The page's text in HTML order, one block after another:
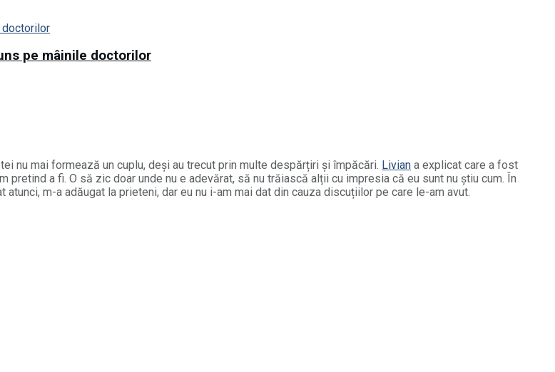
pe mâinile doctorilor
nu mai formează un cuplu, deși au trecut prin multe despărțiri și împăcări. Livian a explicat care a fost
pretind a fi. O să zic doar unde nu e adevărat, să nu trăiască alții cu impresia că eu sunt nu știu cum. În
m-a adăugat la prieteni, dar eu nu i-am mai dat din cauza discuțiilor pe care le-am avut.